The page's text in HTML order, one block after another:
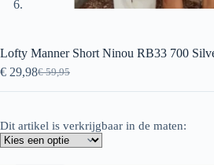
Lofty Manner Short Ninou RB33 700
€59,95
Oorspronkelijke
prijs
€ 59,95.
€ 29,98Huidige
prijs
€ 29,98.
Dit artikel is verkrijgbaar in de maten: